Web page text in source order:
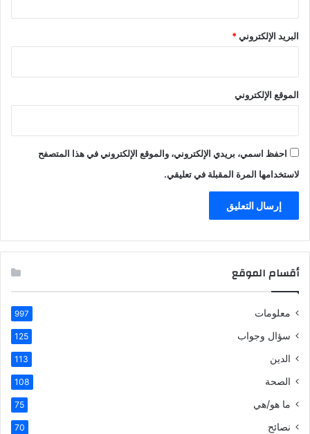
البريد الإلكتروني*
الموقع الإلكتروني
احفظ اسمي، بريدي الإلكتروني، والموقع الإلكتروني في هذا المتصفح
لاستخدامها المرة المقبلة في تعليقي.
أقسام الموقع
معلومات 997
سؤال وجواب 125
الدين 113
الصحة 108
ما هو/هي 75
نصائح 70